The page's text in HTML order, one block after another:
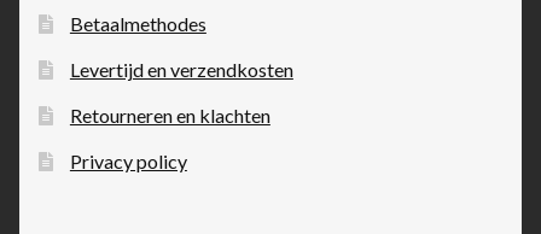
Betaalmethodes
Levertijd en verzendkosten
Retourneren en klachten
Privacy policy